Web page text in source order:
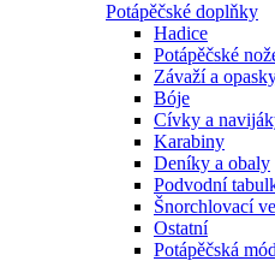
Potápěčské doplňky
Hadice
Potápěčské
Závaží a
Bóje
Cívky a
Karabiny
Deníky a obaly
Podvodní
Šnorchlovací
Ostatní
Potápěčská